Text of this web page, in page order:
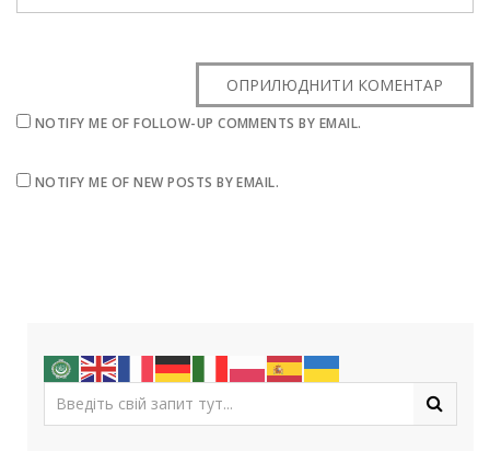
NOTIFY ME OF FOLLOW-UP COMMENTS BY EMAIL.
NOTIFY ME OF NEW POSTS BY EMAIL.